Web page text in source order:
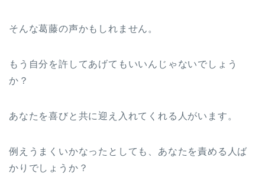
そんな葛藤の声かもしれません。
もう自分を許してあげてもいいんじゃないでしょう
か？
あなたを喜びと共に迎え入れてくれる人がいます。
例えうまくいかなったとしても、あなたを責める人ば
かりでしょうか？